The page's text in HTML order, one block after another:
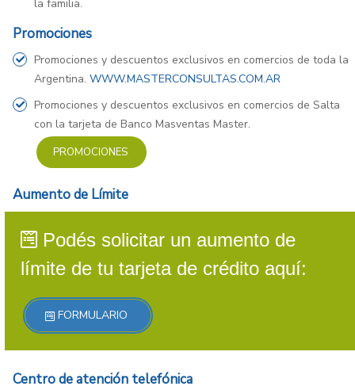
la familia.
Promociones
Promociones y descuentos exclusivos en comercios de toda la
Argentina. WWW.MASTERCONSULTAS.COM.AR
Promociones y descuentos exclusivos en comercios de Salta
con la tarjeta de Banco Masventas Master.
PROMOCIONES
Aumento de Límite
Podés solicitar un aumento de
límite de tu tarjeta de crédito aquí:
FORMULARIO
Centro de atención telefónica